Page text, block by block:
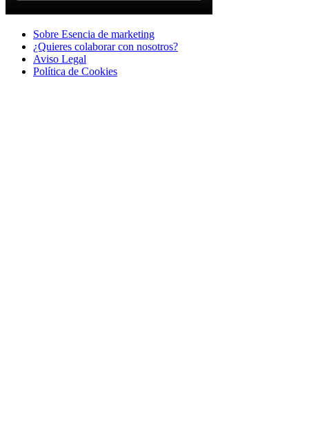
Sobre Esencia de marketing
¿Quieres colaborar con nosotros?
Aviso Legal
Polí­tica de Cookies